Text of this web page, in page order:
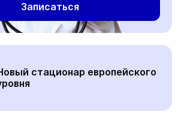
Записаться
стационар европейского